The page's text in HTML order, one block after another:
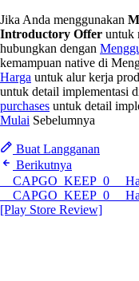
Jika Anda menggunakan
Introductory Offer untuk
hubungkan dengan
kemampuan native di
Harga untuk alur kerja
untuk detail implementasi
purchases untuk detail
Mulai Sebelumnya
Buat Langganan
Berikutnya
__CAPGO_KEEP_0__
__CAPGO_KEEP_0__
[Play Store Review]